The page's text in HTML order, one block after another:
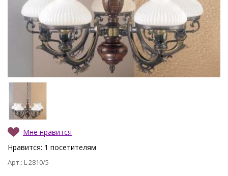
Мне нравится
Нравится: 1 посетителям
Арт.: L 2810/5